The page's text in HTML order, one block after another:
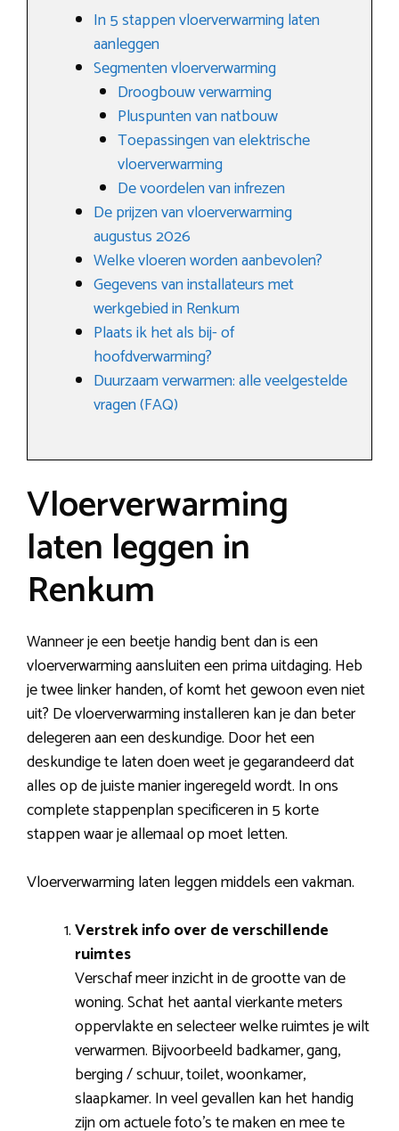
In 5 stappen vloerverwarming laten
aanleggen
Segmenten vloerverwarming
Droogbouw verwarming
Pluspunten van natbouw
Toepassingen van elektrische
vloerverwarming
De voordelen van infrezen
De prijzen van vloerverwarming
augustus 2026
Welke vloeren worden aanbevolen?
Gegevens van installateurs met
werkgebied in Renkum
Plaats ik het als bij- of
hoofdverwarming?
Duurzaam verwarmen: alle veelgestelde
vragen (FAQ)
Vloerverwarming
laten leggen in
Renkum
Wanneer je een beetje handig bent dan is een
vloerverwarming aansluiten een prima uitdaging. Heb
je twee linker handen, of komt het gewoon even niet
uit? De vloerverwarming installeren kan je dan beter
delegeren aan een deskundige. Door het een
deskundige te laten doen weet je gegarandeerd dat
alles op de juiste manier ingeregeld wordt. In ons
complete stappenplan specificeren in 5 korte
stappen waar je allemaal op moet letten.
Vloerverwarming laten leggen middels een vakman.
Verstrek info over de verschillende
ruimtes
Verschaf meer inzicht in de grootte van de
woning. Schat het aantal vierkante meters
oppervlakte en selecteer welke ruimtes je wilt
verwarmen. Bijvoorbeeld badkamer, gang,
berging / schuur, toilet, woonkamer,
slaapkamer. In veel gevallen kan het handig
zijn om actuele foto’s te maken en mee te